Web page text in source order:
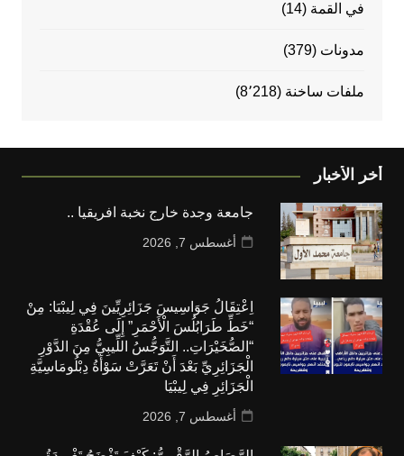
في القمة (14)
مدونات (379)
ملفات ساخنة (8٬218)
أخر الأخبار
جامعة وجدة خارج نخبة افريقيا ..
أغسطس 7, 2026
اِعْتِقَالُ جَوَاسِيسَ جَزَائِرِيِّينَ فِي لِيبْيَا: مِنْ
“خَطِّ طَرَابُلُسَ الْأَحْمَرِ” إِلَى عُقْدَةِ
“الصُّخَيْرَاتِ.. التَّوَجُّسُ اللِّيبِيُّ مِنَ الدَّوْرِ
الْجَزَائِرِيِّ بَعْدَ أَنْ تَعَرَّتْ سَوْأَةُ دِبْلُومَاسِيَّةِ
الْجَزَائِرِ فِي لِيبْيَا
أغسطس 7, 2026